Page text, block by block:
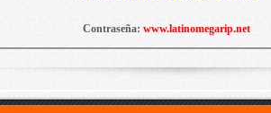
Contraseña: www.latinomegarip.net